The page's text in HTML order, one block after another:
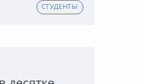
СТУДЕНТЫ